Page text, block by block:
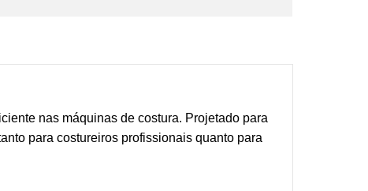
nas máquinas de costura. Projetado para
para costureiros profissionais quanto para